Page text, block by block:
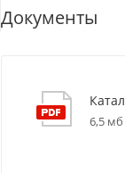
Документы
6,5 мб